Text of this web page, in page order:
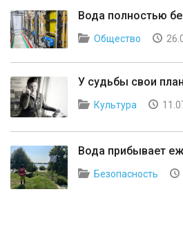
Вода полностью
Общество
У судьбы свои
Культура
Вода прибывает
Безопасность